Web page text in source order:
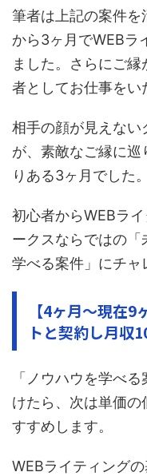
筆者は上記の案件
から3ヶ月でWEBラ
ました。さらにご
者としてお仕事をい
相手の顔が見えない
が、素敵なご縁に
りある3ヶ月でした。
初心者からWEBラ
ークスならではの
学べる案件」にチャ
【4ヶ月～現在
トと契約し月収
「ノウハウを学べ
けたら、次は単価
すすめします。
WEBライティング